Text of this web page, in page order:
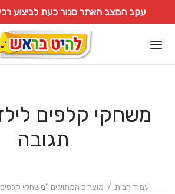
עקב המצב האתר סגור כעת לביצוע
משחקי קלפים
תגובה
עמוד הבית / מוצרים המתויגים “משחקי קלפים